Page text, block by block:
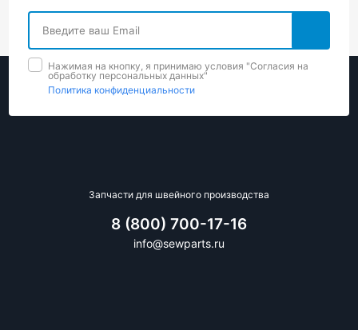
Нажимая на кнопку, я принимаю условия "Cогласия на
обработку персональных данных"
Политика конфиденциальности
Запчасти для швейного производства
8 (800) 700-17-16
info@sewparts.ru